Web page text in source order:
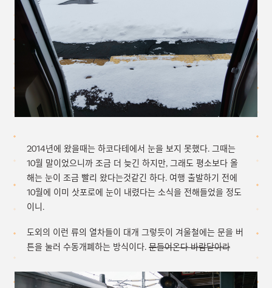
2014년에 왔을때는 하코다테에서 눈을 보지 못했다. 그때는
10월 말이었으니까 조금 더 늦긴 하지만, 그래도 평소보다 올
해는 눈이 조금 빨리 왔다는것같긴 하다. 여행 출발하기 전에
10월에 이미 삿포로에 눈이 내렸다는 소식을 전해들었을 정도
이니.
도외의 이런 류의 열차들이 대개 그렇듯이 겨울철에는 문을 버
튼을 눌러 수동개폐하는 방식이다. 문들어온다 바람닫아라